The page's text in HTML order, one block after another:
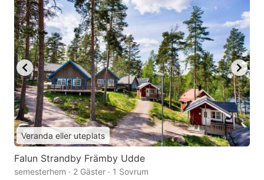
Veranda eller uteplats
Falun Strandby Främby Udde
semesterhem · 2 Gäster · 1 Sovrum